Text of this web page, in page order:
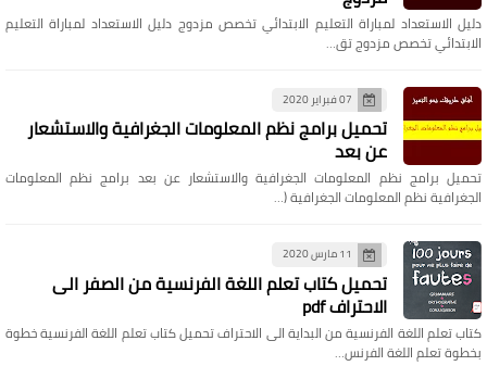
دليل الاستعداد لمباراة التعليم الابتدائي تخصص مزدوج دليل الاستعداد لمباراة التعليم
الابتدائي تخصص مزدوج تق…
07 فبراير 2020
تحميل برامج نظم المعلومات الجغرافية والاستشعار
عن بعد
تحميل برامج نظم المعلومات الجغرافية والاستشعار عن بعد برامج نظم المعلومات
الجغرافية نظم المعلومات الجغرافية (…
11 مارس 2020
تحميل كتاب تعلم اللغة الفرنسية من الصفر الى
الاحتراف pdf
كتاب تعلم اللغة الفرنسية من البداية الى الاحتراف تحميل كتاب تعلم اللغة الفرنسية خطوة
بخطوة تعلم اللغة الفرنس…